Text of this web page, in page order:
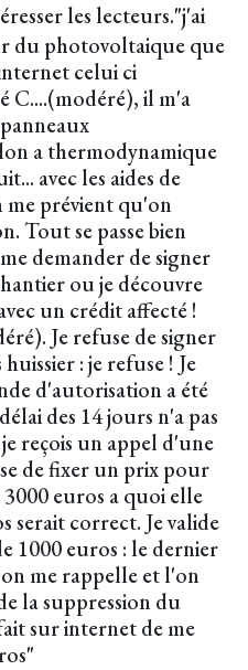
les lecteurs."j'ai
du photovoltaique que
celui ci
C....(modéré), il m'a
a thermodynamique
avec les aides de
me prévient qu'on
Tout se passe bien
demander de signer
ou je découvre
un crédit affecté !
Je refuse de signer
: je refuse ! Je
d'autorisation a été
des 14 jours n'a pas
reçois un appel d'une
de fixer un prix pour
euros a quoi elle
serait correct. Je valide
1000 euros : le dernier
me rappelle et l'on
la suppression du
sur internet de me